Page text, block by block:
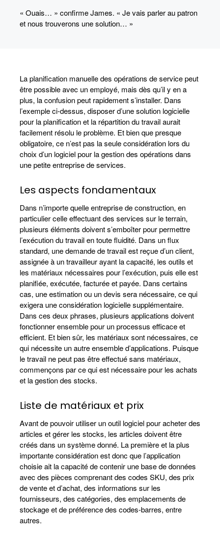
« Ouais… » confirme James. « Je vais parler au patron
et nous trouverons une solution… »
La planification manuelle des opérations de service peut
être possible avec un employé, mais dès qu’il y en a
plus, la confusion peut rapidement s’installer. Dans
l’exemple ci-dessus, disposer d’une solution logicielle
pour la planification et la répartition du travail aurait
facilement résolu le problème. Et bien que presque
obligatoire, ce n’est pas la seule considération lors du
choix d’un logiciel pour la gestion des opérations dans
une petite entreprise de services.
Les aspects fondamentaux
Dans n’importe quelle entreprise de construction, en
particulier celle effectuant des services sur le terrain,
plusieurs éléments doivent s’emboîter pour permettre
l’exécution du travail en toute fluidité. Dans un flux
standard, une demande de travail est reçue d’un client,
assignée à un travailleur ayant la capacité, les outils et
les matériaux nécessaires pour l’exécution, puis elle est
planifiée, exécutée, facturée et payée. Dans certains
cas, une estimation ou un devis sera nécessaire, ce qui
exigera une considération logicielle supplémentaire.
Dans ces deux phrases, plusieurs applications doivent
fonctionner ensemble pour un processus efficace et
efficient. Et bien sûr, les matériaux sont nécessaires, ce
qui nécessite un autre ensemble d’applications. Puisque
le travail ne peut pas être effectué sans matériaux,
commençons par ce qui est nécessaire pour les achats
et la gestion des stocks.
Liste de matériaux et prix
Avant de pouvoir utiliser un outil logiciel pour acheter des
articles et gérer les stocks, les articles doivent être
créés dans un système donné. La première et la plus
importante considération est donc que l’application
choisie ait la capacité de contenir une base de données
avec des pièces comprenant des codes SKU, des prix
de vente et d’achat, des informations sur les
fournisseurs, des catégories, des emplacements de
stockage et de préférence des codes-barres, entre
autres.